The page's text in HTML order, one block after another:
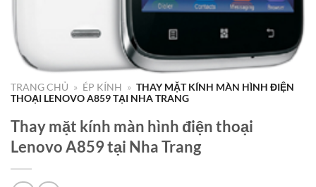
TRANG CHỦ » ÉP KÍNH » THAY MẶT KÍNH MÀN HÌNH ĐIỆN
THOẠI LENOVO A859 TẠI NHA TRANG
Thay mặt kính màn hình điện thoại
Lenovo A859 tại Nha Trang